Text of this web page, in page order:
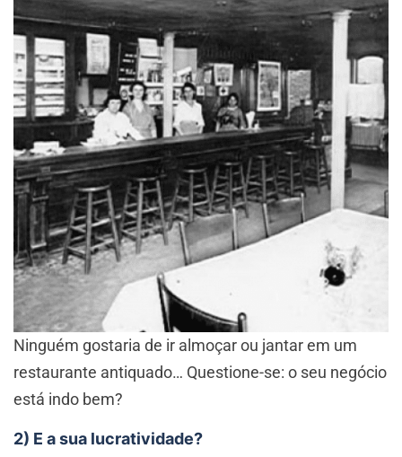
Ninguém gostaria de ir almoçar ou jantar em um
restaurante antiquado… Questione-se: o seu negócio
está indo bem?
2) E a sua lucratividade?